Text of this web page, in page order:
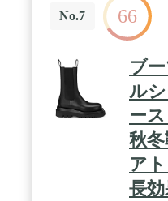
No.7 66
ブ
ル
ー
秋
ア
長